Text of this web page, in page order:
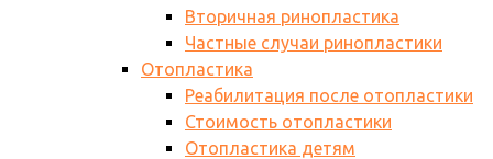
Вторичная ринопластика
Частные случаи ринопластики
Отопластика
Реабилитация после отопластики
Стоимость отопластики
Отопластика детям